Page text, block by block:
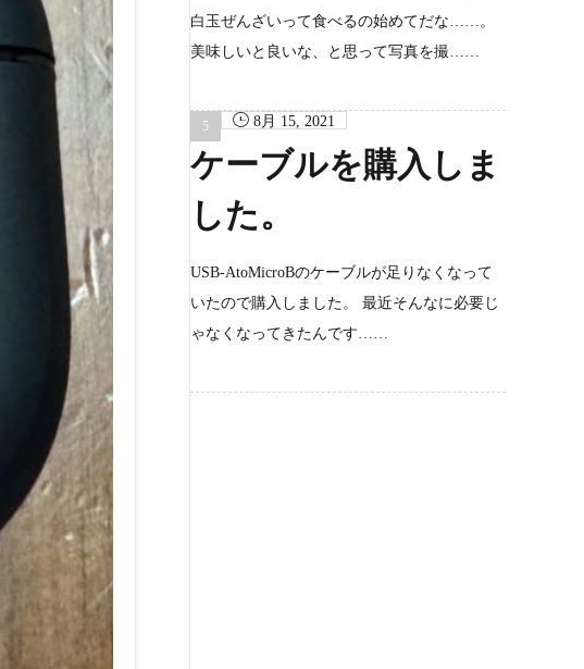
白玉ぜんざいって食べるの始めてだな……。
美味しいと良いな、と思って写真を撮……
8月 15, 2021
ケーブルを購入しま
した。
USB-AtoMicroBのケーブルが足りなくなって
いたので購入しました。 最近そんなに必要じ
ゃなくなってきたんです……